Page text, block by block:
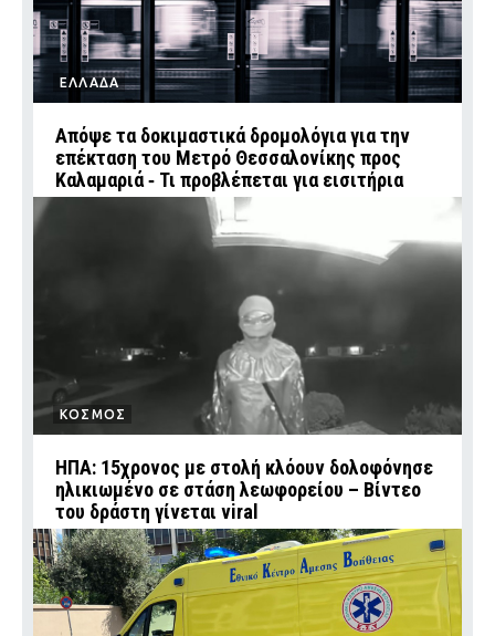
ΕΛΛΑΔΑ
Απόψε τα δοκιμαστικά δρομολόγια για την
επέκταση του Μετρό Θεσσαλονίκης προς
Καλαμαριά ‑ Τι προβλέπεται για εισιτήρια
ΚΟΣΜΟΣ
ΗΠΑ: 15χρονος με στολή κλόουν δολοφόνησε
ηλικιωμένο σε στάση λεωφορείου – Βίντεο
του δράστη γίνεται viral